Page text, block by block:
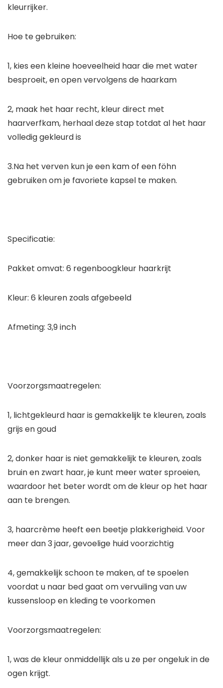
kleurrijker.
Hoe te gebruiken:
1, kies een kleine hoeveelheid haar die met water
besproeit, en open vervolgens de haarkam
2, maak het haar recht, kleur direct met
haarverfkam, herhaal deze stap totdat al het haar
volledig gekleurd is
3.Na het verven kun je een kam of een föhn
gebruiken om je favoriete kapsel te maken.
Specificatie:
Pakket omvat: 6 regenboogkleur haarkrijt
Kleur: 6 kleuren zoals afgebeeld
Afmeting: 3,9 inch
Voorzorgsmaatregelen:
1, lichtgekleurd haar is gemakkelijk te kleuren, zoals
grijs en goud
2, donker haar is niet gemakkelijk te kleuren, zoals
bruin en zwart haar, je kunt meer water sproeien,
waardoor het beter wordt om de kleur op het haar
aan te brengen.
3, haarcrème heeft een beetje plakkerigheid. Voor
meer dan 3 jaar, gevoelige huid voorzichtig
4, gemakkelijk schoon te maken, af te spoelen
voordat u naar bed gaat om vervuiling van uw
kussensloop en kleding te voorkomen
Voorzorgsmaatregelen:
1, was de kleur onmiddellijk als u ze per ongeluk in de
ogen krijgt.